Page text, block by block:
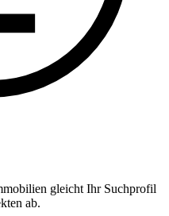
gleicht Ihr Suchprofil
ab.